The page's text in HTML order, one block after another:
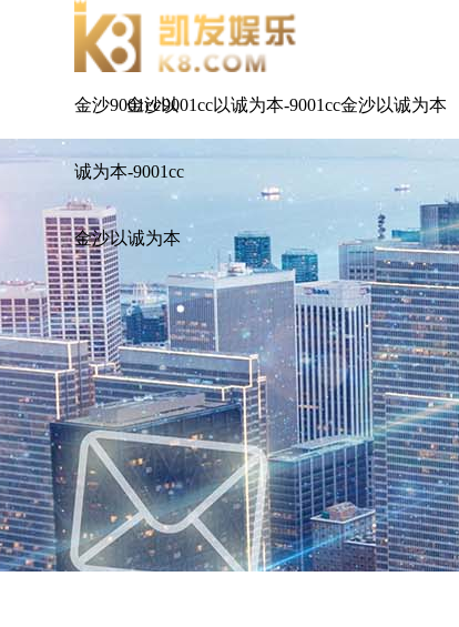
金沙9001cc以
诚为本-9001cc
金沙以诚为本
金沙9001cc以诚为本-9001cc金沙以诚为本